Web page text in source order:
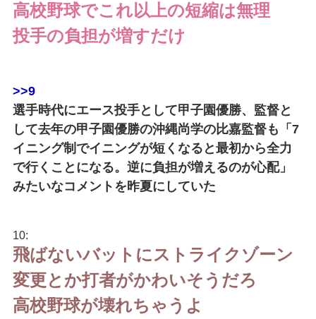
高校野球でこれ以上の短縮は無理
投手の負担が増すだけ
>>9
選手時代にエース投手として甲子園優勝、監督と
して去年の甲子園優勝の沖縄尚学の比嘉監督も「7
イニング制でイニングが短くなると最初から全力
で行くことになる。逆に負担が増えるのが心配」
みたいなコメントを昨夏にしていた
10:
飛ばないバットにストライクゾーン
変更とか打者がかわいそうだろ
高校野球が壊れちゃうよ